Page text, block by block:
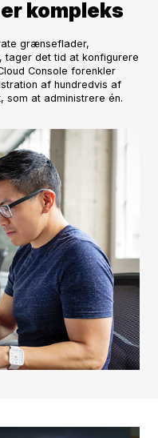
kompleks
grænseflader,
tager det tid at konfigurere
Console forenkler
af hundredvis af
som at administrere én.